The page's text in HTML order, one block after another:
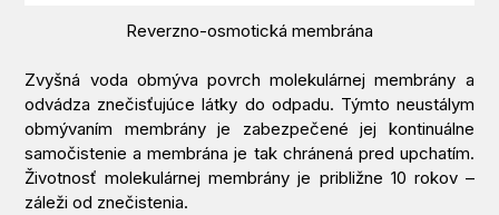
Reverzno-osmotická membrána
Zvyšná voda obmýva povrch molekulárnej membrány a
odvádza znečisťujúce látky do odpadu. Týmto neustálym
obmývaním membrány je zabezpečené jej kontinuálne
samočistenie a membrána je tak chránená pred upchatím.
Životnosť molekulárnej membrány je približne 10 rokov –
záleži od znečistenia.